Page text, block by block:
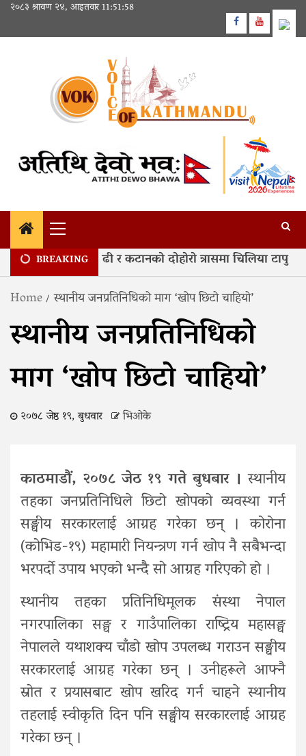
Skip
content
२०८३ श्रावण २४, आइतवार11:51:59
Facebook
Youtube
Primary
Menu
BREAKING
वर्ष कोशीको बाढी र कटानको दोहोरो त्रासमा चिलिया टापु
Home स्थानीय जनप्रतिनिधिको माग ‘खोप छिटो चाहियो’
स्थानीय जनप्रतिनिधिको
माग ‘खोप छिटो चाहियो’
२०७८ जेष्ठ १९, बुधवार भिओके
काठमाडौं, २०७८ जेठ १९ गते बुधबार ।स्थानीय
तहका जनप्रतिनिधिले छिटो खोपको व्यवस्था गर्न
सङ्घीय सरकारलाई आग्रह गरेका छन् । कोरोना
(कोभिड-१९) महामारी नियन्त्रण गर्न खोप नै सबैभन्दा
भरपर्दो उपाय भएको भन्दै सो आग्रह गरिएको हो ।
स्थानीय तहका प्रतिनिधिमूलक संस्था नेपाल
नगरपालिका सङ्घ र गाउँपालिका राष्ट्रिय महासङ्घ
नेपालले यथाशक्य चाँडो खोप उपलब्ध गराउन सङ्घीय
सरकारलाई आग्रह गरेका छन् । उनीहरूले आफ्नै
स्रोत र प्रयासबाट खोप खरिद गर्न चाहने स्थानीय
तहलाई स्वीकृति दिन पनि सङ्घीय सरकारलाई आग्रह
गरेका छन् ।